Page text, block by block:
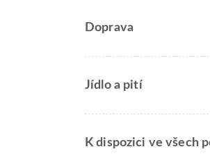
Doprava
Jídlo a pití
K dispozici ve všech